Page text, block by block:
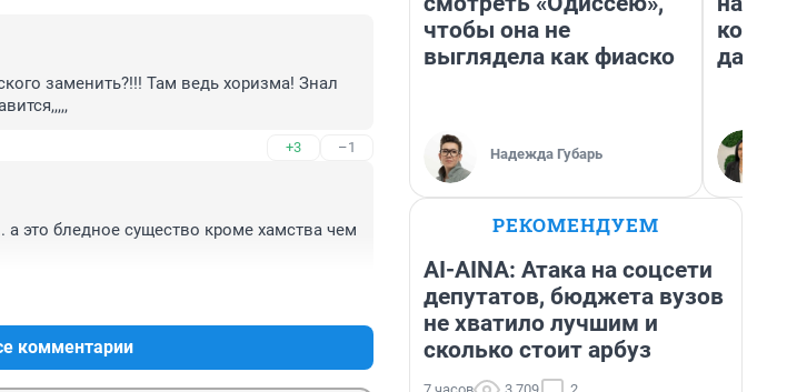
заменить?!!! Там ведь хоризма! Знал
+3 –1
это бледное существо кроме хамства чем
комментарии
чтобы она не
выглядела как фиаско
Надежда Губарь
даже
РЕКОМЕНДУЕМ
AI-AINA: Атака на соцсети
депутатов, бюджета вузов
не хватило лучшим и
сколько стоит арбуз